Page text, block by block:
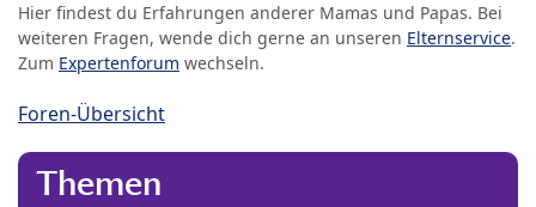
Hier findest du Erfahrungen anderer Mamas und Papas. Bei
weiteren Fragen, wende dich gerne an unseren Elternservice.
Zum Expertenforum wechseln.
Foren-Übersicht
Themen